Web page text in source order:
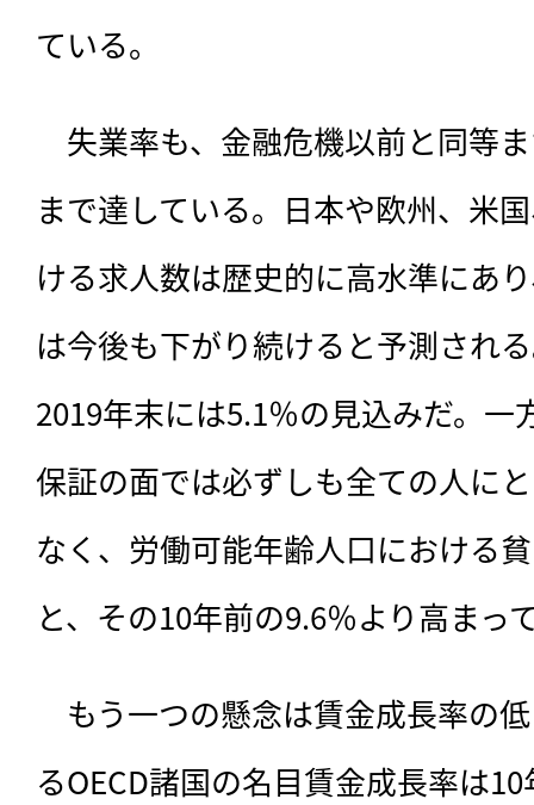
ている。
失業率も、金融危機以前と同等
まで達している。日本や欧州、米
ける求人数は歴史的に高水準にあ
は今後も下がり続けると予測され
2019年末には5.1％の見込みだ。一
保証の面では必ずしも全ての人に
なく、労働可能年齢人口における
と、その10年前の9.6％より高まっ
もう一つの懸念は賃金成長率の
るOECD諸国の名目賃金成長率は